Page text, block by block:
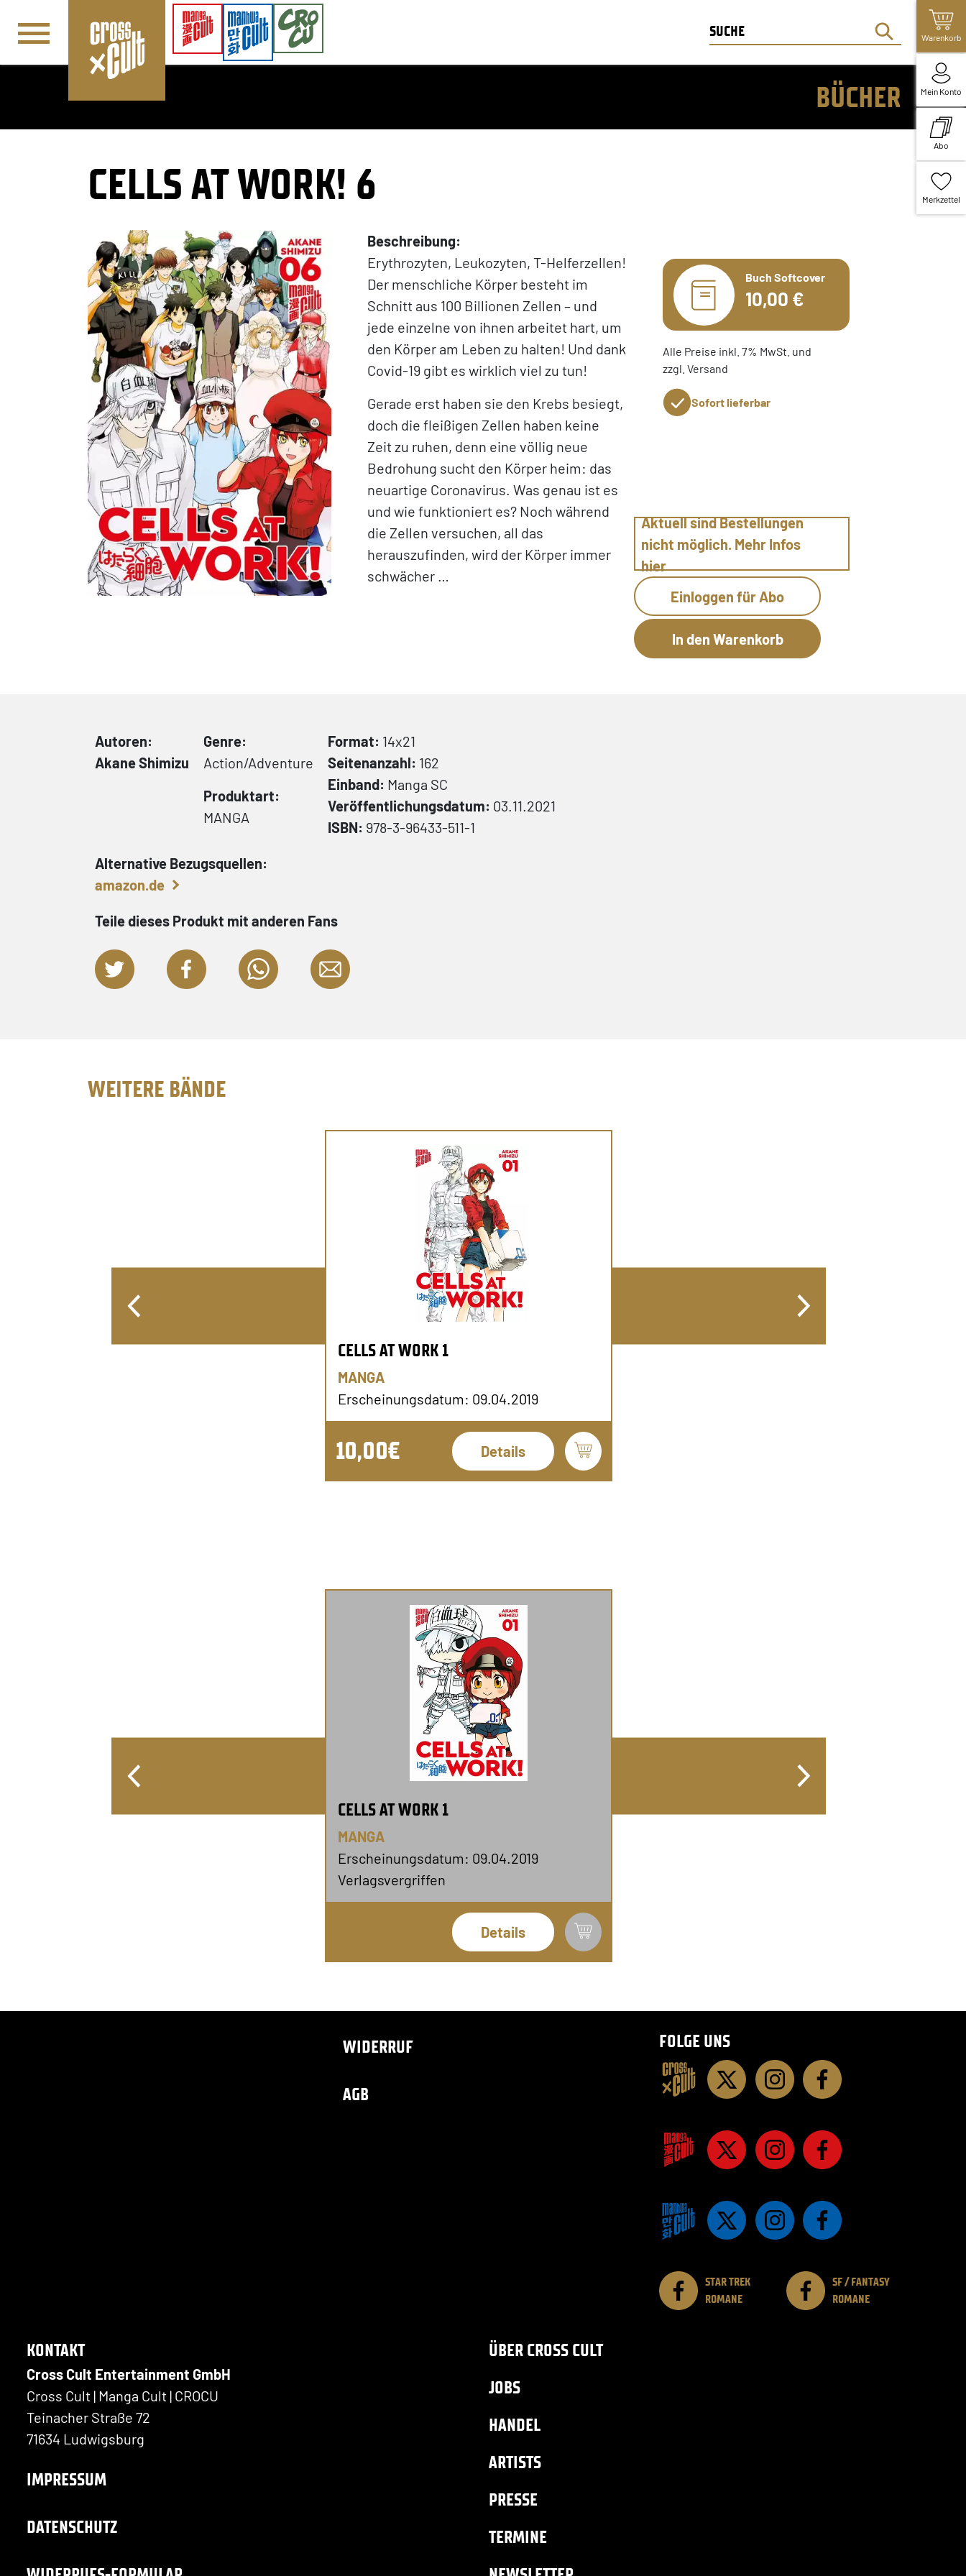
Warenkorb
Mein Konto
Abo
Merkzettel
BÜCHER
CELLS AT WORK! 6
Beschreibung:
Erythrozyten, Leukozyten, T-Helferzellen!
Der menschliche Körper besteht im
Schnitt aus 100 Billionen Zellen – und
jede einzelne von ihnen arbeitet hart, um
den Körper am Leben zu halten! Und dank
Covid-19 gibt es wirklich viel zu tun!
Gerade erst haben sie den Krebs besiegt,
doch die fleißigen Zellen haben keine
Zeit zu ruhen, denn eine völlig neue
Bedrohung sucht den Körper heim: das
neuartige Coronavirus. Was genau ist es
und wie funktioniert es? Noch während
die Zellen versuchen, all das
herauszufinden, wird der Körper immer
schwächer …
Buch Softcover
10,00 €
Alle Preise inkl. 7% MwSt. und
zzgl. Versand
Sofort lieferbar
Aktuell sind Bestellungen
nicht möglich. Mehr Infos
hier
Einloggen für Abo
Autoren:
Akane Shimizu
Genre:
Action/Adventure
Produktart:
MANGA
Format: 14x21
Seitenanzahl: 162
Einband: Manga SC
Veröffentlichungsdatum: 03.11.2021
ISBN: 978-3-96433-511-1
Alternative Bezugsquellen:
amazon.de
Teile dieses Produkt mit anderen Fans
WEITERE BÄNDE
CELLS AT WORK 1
MANGA
Erscheinungsdatum: 09.04.2019
10,00€ Details
CELLS AT WORK 1
MANGA
Erscheinungsdatum: 09.04.2019
Verlagsvergriffen
Details
WIDERRUF
AGB
FOLGE UNS
STAR TREK
ROMANE
SF / FANTASY
ROMANE
KONTAKT
Cross Cult Entertainment GmbH
Cross Cult | Manga Cult | CROCU
Teinacher Straße 72
71634 Ludwigsburg
IMPRESSUM
DATENSCHUTZ
ÜBER CROSS CULT
JOBS
HANDEL
ARTISTS
PRESSE
TERMINE